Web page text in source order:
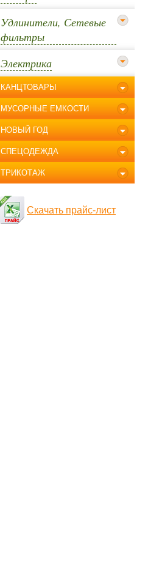
Удлинители, Сетевые
фильтры
Электрика
КАНЦТОВАРЫ
МУСОРНЫЕ ЕМКОСТИ
НОВЫЙ ГОД
СПЕЦОДЕЖДА
ТРИКОТАЖ
Скачать прайс-лист